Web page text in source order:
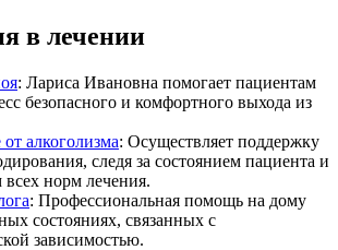
в лечении
: Лариса Ивановна помогает пациентам
безопасного и комфортного выхода из
алкоголизма: Осуществляет поддержку
следя за состоянием пациента и
норм лечения.
: Профессиональная помощь на дому
состояниях, связанных с
зависимостью.